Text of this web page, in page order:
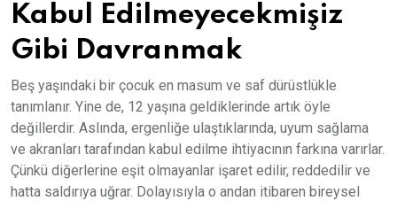
Kabul Edilmeyecekmişiz
Gibi Davranmak
Beş yaşındaki bir çocuk en masum ve saf dürüstlükle
tanımlanır. Yine de, 12 yaşına geldiklerinde artık öyle
değillerdir. Aslında, ergenliğe ulaştıklarında, uyum sağlama
ve akranları tarafından kabul edilme ihtiyacının farkına varırlar.
Çünkü diğerlerine eşit olmayanlar işaret edilir, reddedilir ve
hatta saldırıya uğrar. Dolayısıyla o andan itibaren bireysel